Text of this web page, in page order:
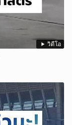
วิดีโอ